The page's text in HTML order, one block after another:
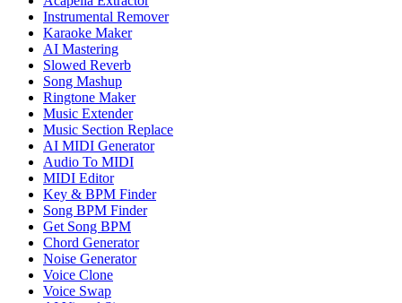
Instrumental Remover
Karaoke Maker
AI Mastering
Slowed Reverb
Song Mashup
Ringtone Maker
Music Extender
Music Section Replace
AI MIDI Generator
Audio To MIDI
MIDI Editor
Key & BPM Finder
Song BPM Finder
Get Song BPM
Chord Generator
Noise Generator
Voice Clone
Voice Swap